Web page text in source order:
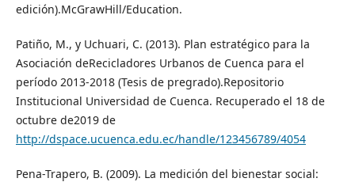
edición).McGrawHill/Education.
Patiño, M., y Uchuari, C. (2013). Plan estratégico para la
Asociación deRecicladores Urbanos de Cuenca para el
período 2013-2018 (Tesis de pregrado).Repositorio
Institucional Universidad de Cuenca. Recuperado el 18 de
octubre de2019 de
http://dspace.ucuenca.edu.ec/handle/123456789/4054
Pena-Trapero, B. (2009). La medición del bienestar social: